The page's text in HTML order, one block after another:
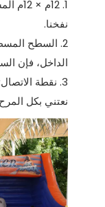
نفخنا.
2. السطح
الداخل، فإن
3. نقطة
نعتني بكل